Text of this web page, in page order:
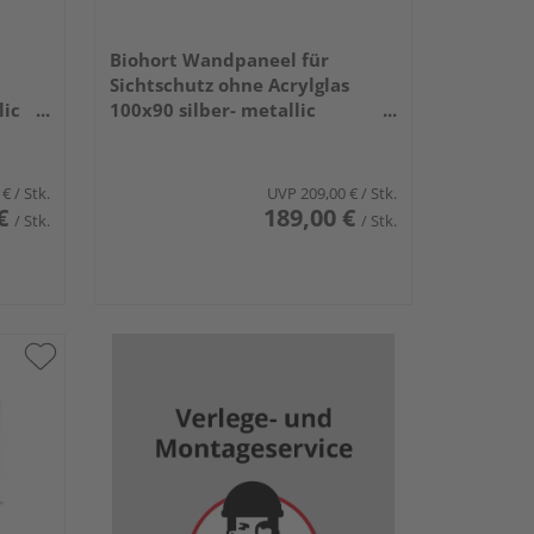
/ Stk.
/ Stk.
Biohort Wandpaneel für
Sichtschutz ohne Acrylglas
100x90 silber- metallic
UVP 209,00 €/ Stk.
189,00 € / Stk.